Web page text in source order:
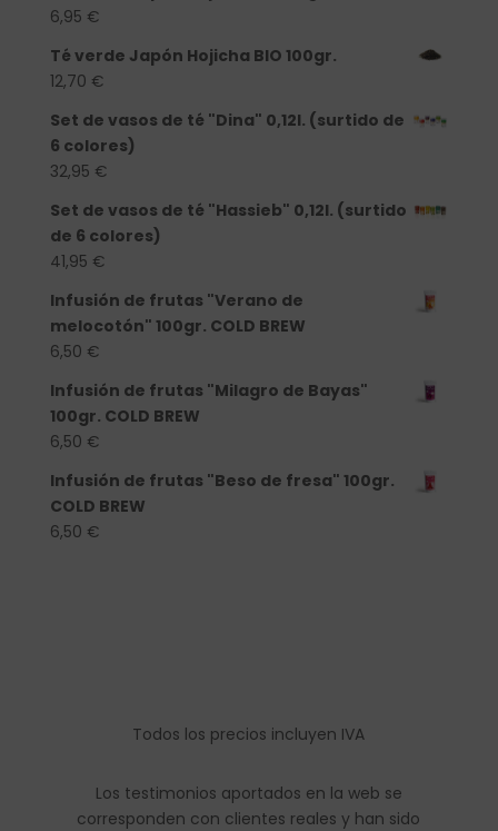
6,95 €
Té verde Japón Hojicha BIO 100gr.
12,70 €
Set de vasos de té "Dina" 0,12l. (surtido de
6 colores)
32,95 €
Set de vasos de té "Hassieb" 0,12l. (surtido
de 6 colores)
41,95 €
Infusión de frutas "Verano de
melocotón" 100gr. COLD BREW
6,50 €
Infusión de frutas "Milagro de Bayas"
100gr. COLD BREW
6,50 €
Infusión de frutas "Beso de fresa" 100gr.
COLD BREW
6,50 €
Todos los precios incluyen IVA
Los testimonios aportados en la web se
corresponden con clientes reales y han sido